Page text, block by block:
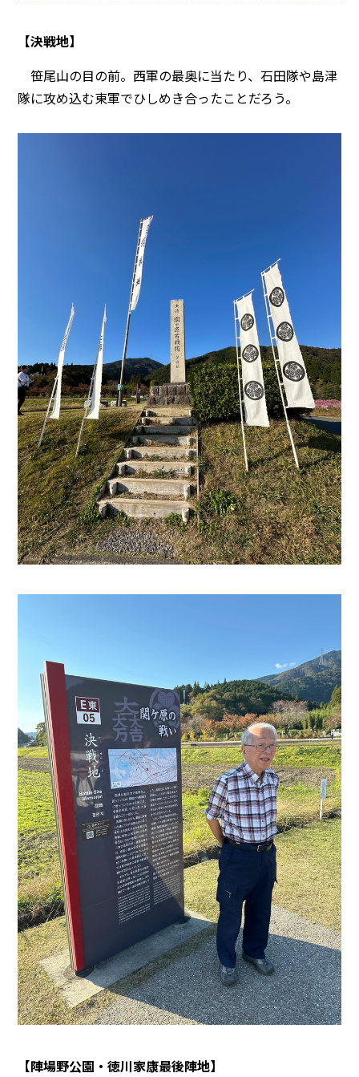
【決戦地】
笹尾山の目の前。西軍の最奥に当たり、石田隊や島津
隊に攻め込む東軍でひしめき合ったことだろう。
【陣場野公園・徳川家康最後陣地】